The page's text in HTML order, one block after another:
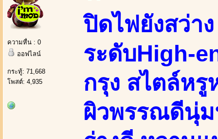
ความหื่น : 0
ออฟไลน์
กระทู้: 71,668
โพสต์: 4,935
ปิดไฟยังสว่า
ระดับHigh-
กรุง สไตล์หรู
ผิวพรรณดีนุ่ม